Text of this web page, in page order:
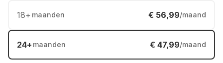
18+ maanden € 56,99/maand
24+ maanden € 47,99/maand